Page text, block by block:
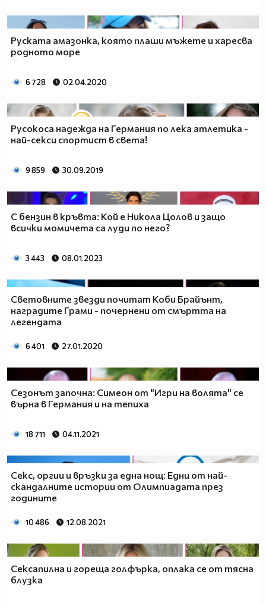
Руската амазонка, която плаши мъжете и харесва
родното море
6 728 02.04.2020
Русокоса надежда на Германия по лека атлетика -
най-секси спортист в света!
9 859 30.09.2019
С бензин в кръвта: Кой е Никола Цолов и защо
всички момичета са луди по него?
3 443 08.01.2023
Световните звезди почитат Коби Брайънт,
наградите Грами - почернени от смъртта на
легендата
6 401 27.01.2020
Сезонът започна: Симеон от "Игри на волята" се
върна в Германия и на тепиха
18 711 04.11.2021
Секс, оргии и връзки за една нощ: Едни от най-
скандалните истории от Олимпиадата през
годините
10 486 12.08.2021
Сексапилна и гореща голфърка, оплака се от тясна
блузка